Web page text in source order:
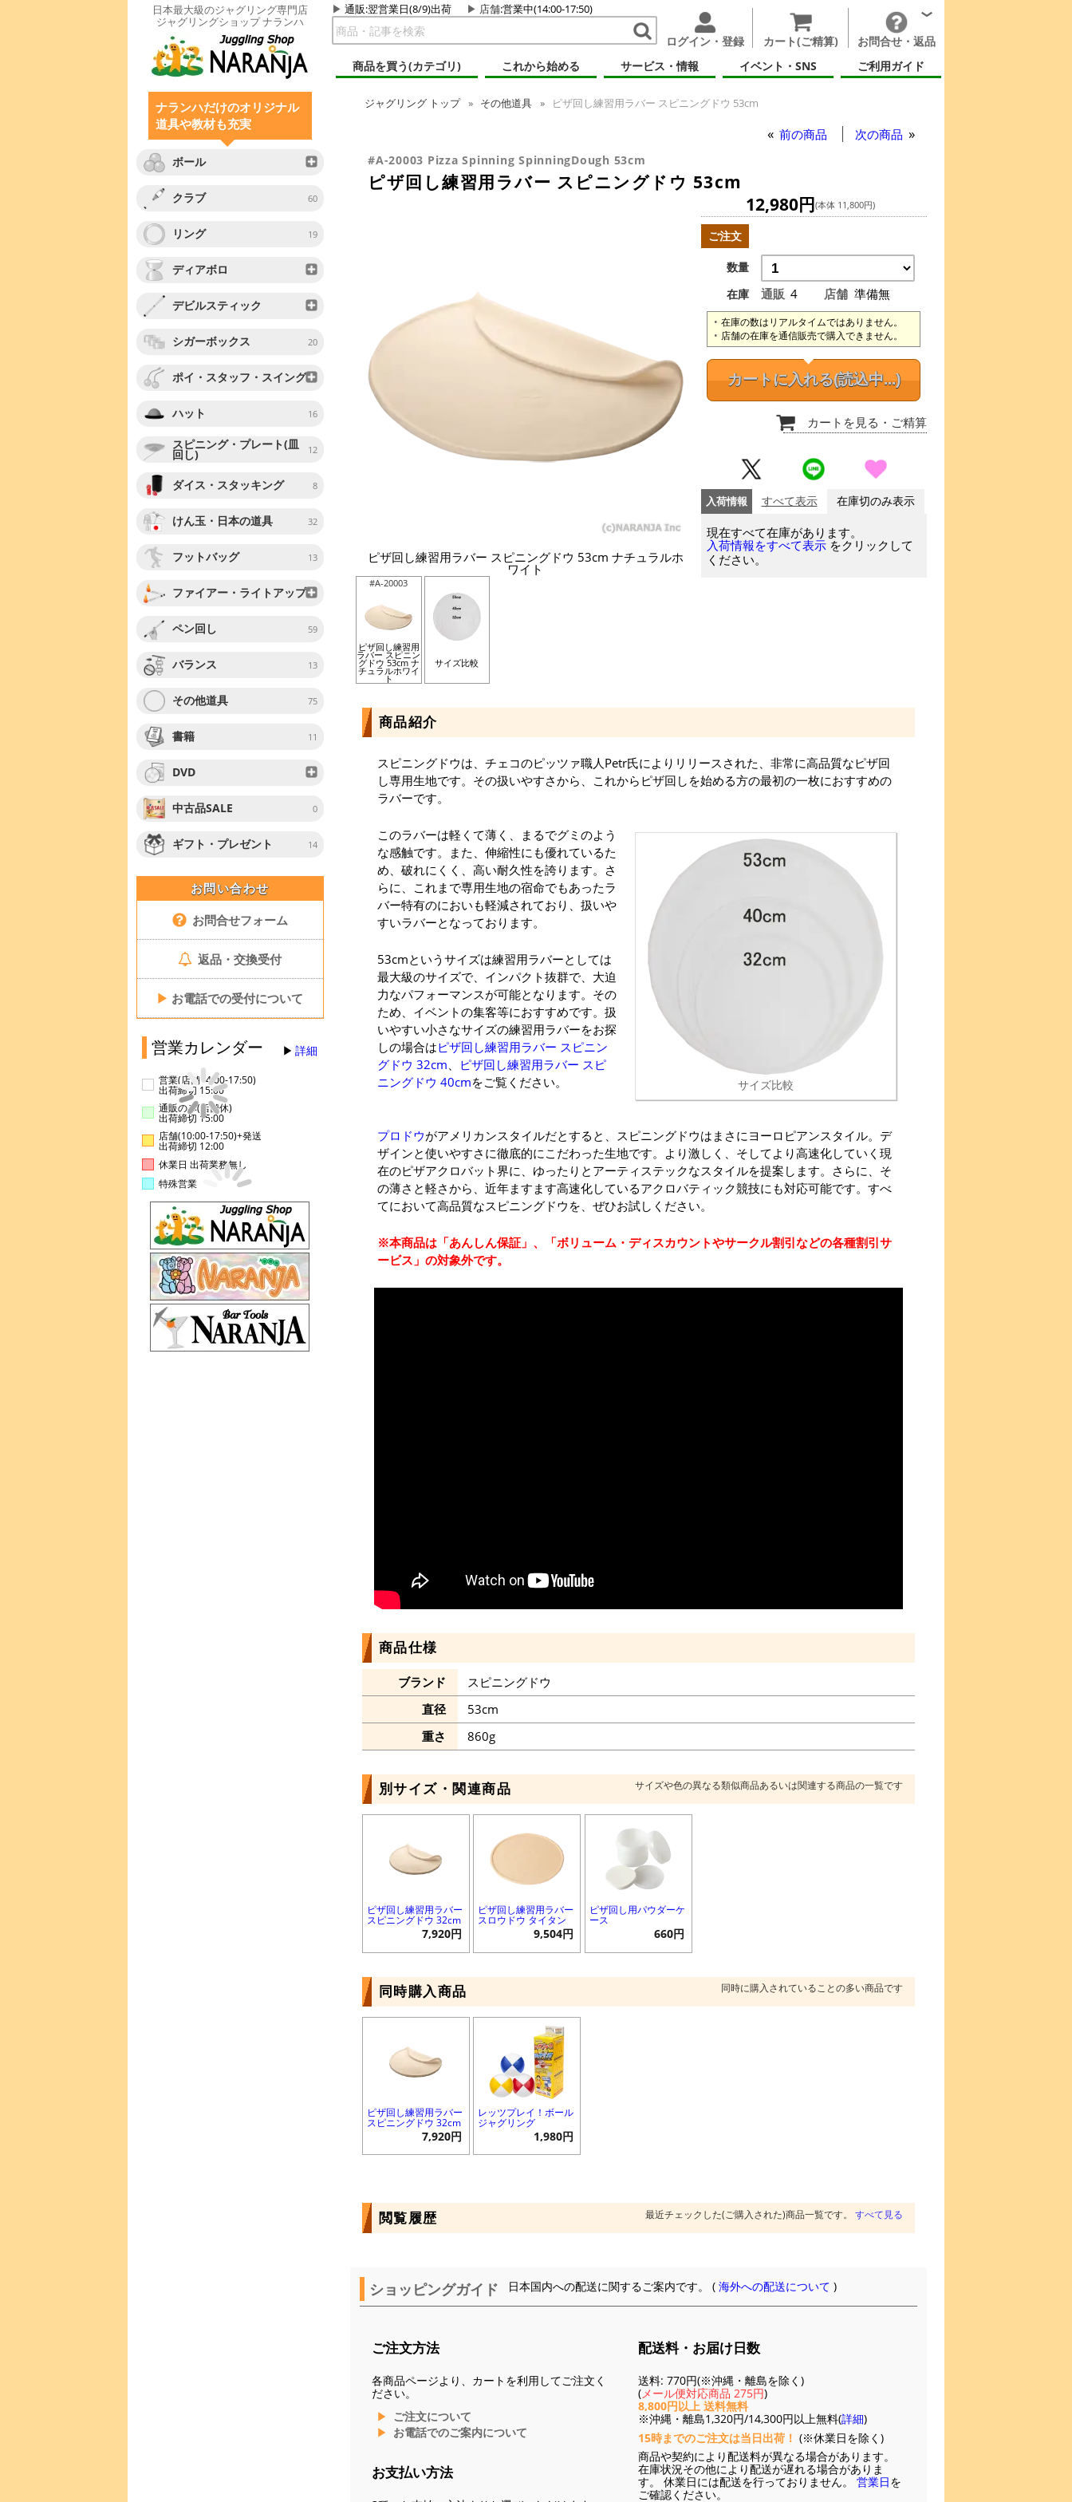
日本最大級のジャグリング専門店
ジャグリングショップ ナランハ
通販:翌営業日(8/9)出荷 店舗:営業中(14:00-17:50)
ログイン・登録 カート(ご精算)
お問合せ・返品
商品を買う(カテゴリ)
これから始める サービス・情報 イベント・SNS ご利用ガイド
ナランハだけのオリジナル
道具や教材も充実
ボール
クラブ 60
リング 19
ディアボロ
デビルスティック
シガーボックス 20
ポイ・スタッフ・スイング
ハット 16
スピニング・プレート(皿
回し) 12
ダイス・スタッキング 8
けん玉・日本の道具 32
フットバッグ 13
ファイアー・ライトアップ
ペン回し 59
バランス 13
その他道具 75
書籍 11
DVD
中古品SALE 0
ギフト・プレゼント 14
お問い合わせ
お問合せフォーム
返品・交換受付
▶ お電話での受付について
営業カレンダー 詳細
営業(店舗14:00-17:50)
出荷締切 15:00
通販のみ(店舗休)
出荷締切 15:00
店舗(10:00-17:50)+発送
出荷締切 12:00
休業日 出荷業務無し
特殊営業
ジャグリング トップ その他道具 ピザ回し練習用ラバー スピニングドウ 53cm
前の商品 次の商品
#A-20003 Pizza Spinning SpinningDough 53cm
ピザ回し練習用ラバー スピニングドウ 53cm
ピザ回し練習用ラバー スピニングドウ 53cm ナチュラルホ
ワイト
#A-20003
ピザ回し練習用
ラバー スピニン
グドウ 53cm ナ
チュラルホワイ
ト
サイズ比較
12,980円(本体 11,800円)
ご注文
数量
在庫
通販 4 店舗 準備無
在庫の数はリアルタイムではありません。
店舗の在庫を通信販売で購入できません。
カートに入れる(読込中...)
カートを見る ・ご精算
入荷情報 すべて表示 在庫切のみ表示
現在すべて在庫があります。
入荷情報をすべて表示 をクリックして
ください。
商品紹介
スピニングドウは、チェコのピッツァ職人Petr氏によりリリースされた、非常に高品質なピザ回
し専用生地です。その扱いやすさから、これからピザ回しを始める方の最初の一枚におすすめの
ラバーです。
サイズ比較
このラバーは軽くて薄く、まるでグミのよう
な感触です。また、伸縮性にも優れているた
め、破れにくく、高い耐久性を誇ります。さ
らに、これまで専用生地の宿命でもあったラ
バー特有のにおいも軽減されており、扱いや
すいラバーとなっております。
53cmというサイズは練習用ラバーとしては
最大級のサイズで、インパクト抜群で、大迫
力なパフォーマンスが可能となります。その
ため、イベントの集客等におすすめです。扱
いやすい小さなサイズの練習用ラバーをお探
しの場合はピザ回し練習用ラバー スピニン
グドウ 32cm、 ピザ回し練習用ラバー スピ
ニングドウ 40cmをご覧ください。
プロドウがアメリカンスタイルだとすると、スピニングドウはまさにヨーロピアンスタイル。デ
ザインと使いやすさに徹底的にこだわった生地です。より激しく、そしてより高速化していく現
在のピザアクロバット界に、ゆったりとアーティステックなスタイルを提案します。さらに、そ
の薄さと軽さから、近年ますます高速化しているアクロバティック競技にも対応可能です。すべ
てにおいて高品質なスピニングドウを、ぜひお試しください。
※本商品は「あんしん保証」、「ボリューム・ディスカウントやサークル割引などの各種割引サ
ービス」の対象外です。
商品仕様
ブランド
スピニングドウ
直径
53cm
重さ
860g
別サイズ・関連商品 サイズや色の異なる類似商品あるいは関連する商品の一覧です
ピザ回し練習用ラバー
スピニングドウ 32cm
7,920円
ピザ回し練習用ラバー
スロウドウ タイタン
9,504円
ピザ回し用パウダーケ
ース
660円
同時購入商品 同時に購入されていることの多い商品です
ピザ回し練習用ラバー
スピニングドウ 32cm
7,920円
レッツプレイ！ボール
ジャグリング
1,980円
閲覧履歴 最近チェックした(ご購入された)商品一覧です。 すべて見る
ショッピングガイド 日本国内への配送に関するご案内です。 (海外への配送について )
ご注文方法
各商品ページより、カートを利用してご注文く
ださい。
ご注文について
お電話でのご案内について
お支払い方法
配送料・お届け日数
送料: 770円(※沖縄・離島を除く)
(メール便対応商品 275円)
8,800円以上 送料無料
※沖縄・離島1,320円/14,300円以上無料(詳細)
15時までのご注文は当日出荷！ (※休業日を除く)
商品や契約により配送料が異なる場合があります。
在庫状況その他により配送が遅れる場合がありま
す。 休業日には配送を行っておりません。 営業日を
ご確認ください。